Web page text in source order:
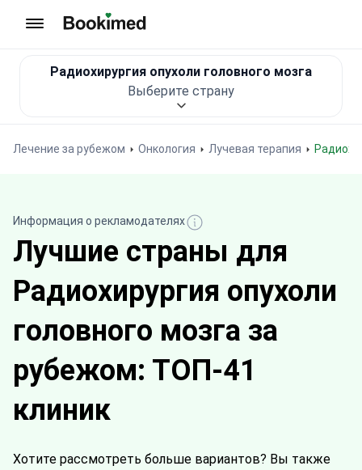
Лечение за рубежом Онкология Лучевая терапия
Радиохирургия опухоли головного мозга
Выберите страну
Информация о рекламодателях
Лучшие страны для
Радиохирургия опухоли
головного мозга за
рубежом: ТОП-41
клиник
Хотите рассмотреть больше вариантов? Вы также